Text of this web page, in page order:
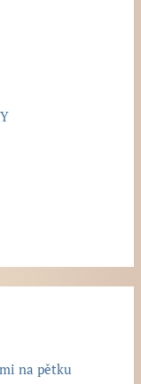
na pětku